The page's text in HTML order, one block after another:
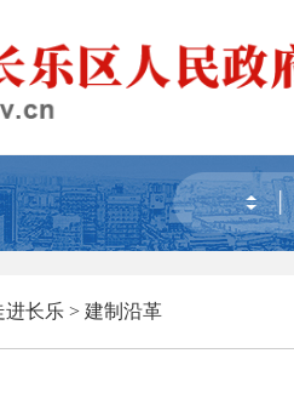
进长乐 > 建制沿革